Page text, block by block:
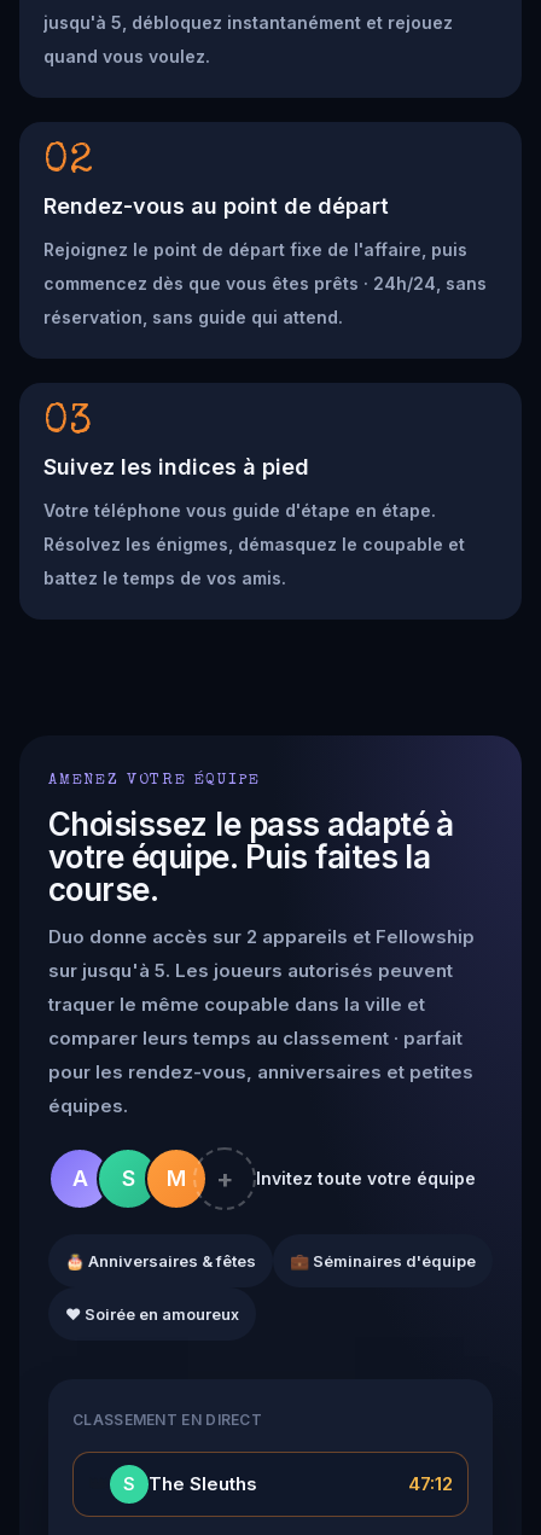
jusqu'à 5, débloquez instantanément et rejouez
quand vous voulez.
02
Rendez-vous au point de départ
Rejoignez le point de départ fixe de l'affaire, puis
commencez dès que vous êtes prêts · 24h/24, sans
réservation, sans guide qui attend.
03
Suivez les indices à pied
Votre téléphone vous guide d'étape en étape.
Résolvez les énigmes, démasquez le coupable et
battez le temps de vos amis.
AMENEZ VOTRE ÉQUIPE
Choisissez le pass adapté à
votre équipe. Puis faites la
course.
Duo donne accès sur 2 appareils et Fellowship
sur jusqu'à 5. Les joueurs autorisés peuvent
traquer le même coupable dans la ville et
comparer leurs temps au classement · parfait
pour les rendez-vous, anniversaires et petites
équipes.
A S M + Invitez toute votre équipe
🎂 Anniversaires & fêtes 💼 Séminaires d'équipe
❤️ Soirée en amoureux
CLASSEMENT EN DIRECT
S The Sleuths 47:12